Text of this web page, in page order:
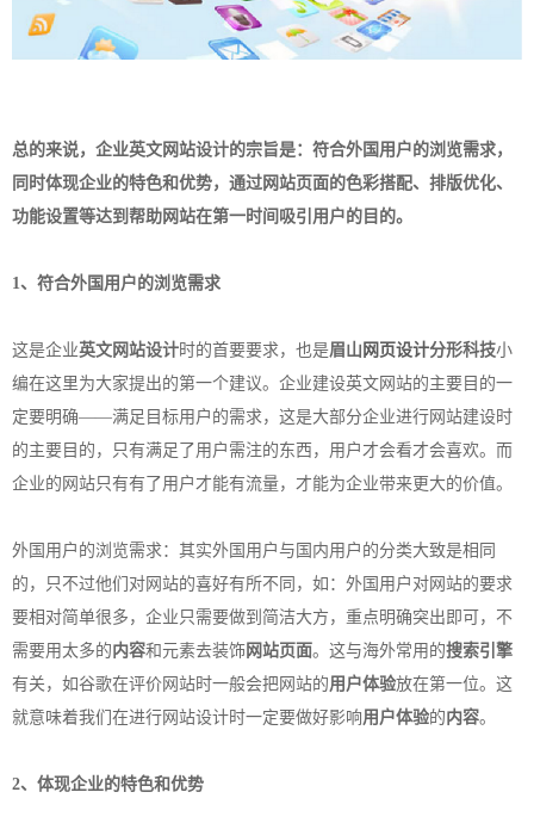
总的来说，企业英文网站设计的宗旨是：符合外国用户的浏览需求，
同时体现企业的特色和优势，通过 网站页面的色彩搭配、排版优化、
功能设置等达到帮助网站在第一时间吸引用户的目的。
1、符合外国用户的浏览需求
这是企业英文网站设计时的首要要求，也是眉山 网页设计分形科技小
编在这里为大家提出的第一个建议。企业建设英文网站的主要目的一
定要明确——满足目标用户的需求，这是大部分企业进行网站建设时
的主要目的，只有满足了用户需注的东西，用户才会看才会喜欢。而
企业的网站只有有了用户才能有流量，才能为企业带来更大的价值。
外国用户的浏览需求：其实外国用户与国内用户的分类大致是相同
的，只不过他们对网站的喜好有所不同，如：外国用户对网站的要求
要相对简单很多，企业只需要做到简洁大方，重点明确突出即可，不
需要用太多的内容和元素去装饰 网站页面。这与海外常用的搜索引擎
有关，如谷歌在评价网站时一般会把网站的用户体验放在第一位。这
就意味着我们在进行网站设计时一定要做好影响用户体验的内容。
2、体现企业的特色和优势